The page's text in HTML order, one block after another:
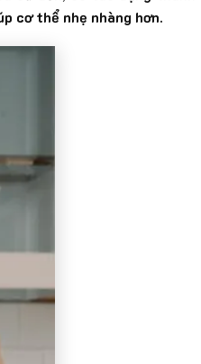
cơ thể nhẹ nhàng hơn.